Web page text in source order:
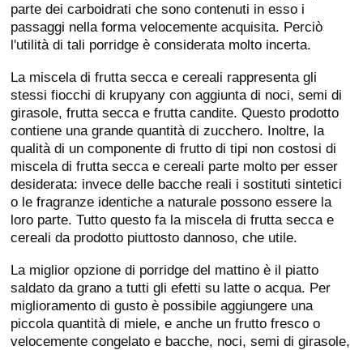
parte dei carboidrati che sono contenuti in esso i
passaggi nella forma velocemente acquisita. Perciò
l'utilità di tali porridge è considerata molto incerta.
La miscela di frutta secca e cereali rappresenta gli
stessi fiocchi di krupyany con aggiunta di noci, semi di
girasole, frutta secca e frutta candite. Questo prodotto
contiene una grande quantità di zucchero. Inoltre, la
qualità di un componente di frutto di tipi non costosi di
miscela di frutta secca e cereali parte molto per esser
desiderata: invece delle bacche reali i sostituti sintetici
o le fragranze identiche a naturale possono essere la
loro parte. Tutto questo fa la miscela di frutta secca e
cereali da prodotto piuttosto dannoso, che utile.
La miglior opzione di porridge del mattino è il piatto
saldato da grano a tutti gli efetti su latte o acqua. Per
miglioramento di gusto è possibile aggiungere una
piccola quantità di miele, e anche un frutto fresco o
velocemente congelato e bacche, noci, semi di girasole,